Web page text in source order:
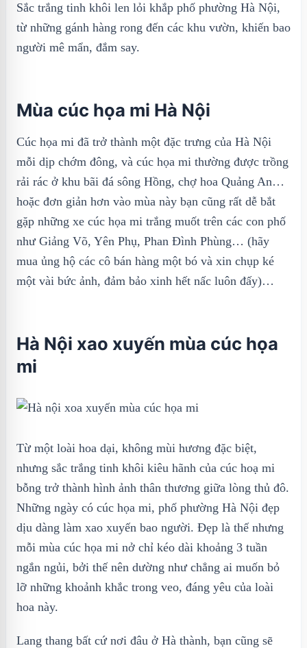
Sắc trắng tinh khôi len lỏi khắp phố phường Hà Nội,
từ những gánh hàng rong đến các khu vườn, khiến bao
người mê mẩn, đắm say.
Mùa cúc họa mi Hà Nội
Cúc họa mi đã trở thành một đặc trưng của Hà Nội
mỗi dịp chớm đông, và cúc họa mi thường được trồng
rải rác ở khu bãi đá sông Hồng, chợ hoa Quảng An…
hoặc đơn giản hơn vào mùa này bạn cũng rất dễ bắt
gặp những xe cúc họa mi trắng muốt trên các con phố
như Giảng Võ, Yên Phụ, Phan Đình Phùng… (hãy
mua ủng hộ các cô bán hàng một bó và xin chụp ké
một vài bức ảnh, đảm bảo xinh hết nấc luôn đấy)…
Hà Nội xao xuyến mùa cúc họa
mi
Từ một loài hoa dại, không mùi hương đặc biệt,
nhưng sắc trắng tinh khôi kiêu hãnh của cúc hoạ mi
bỗng trở thành hình ảnh thân thương giữa lòng thủ đô.
Những ngày có cúc họa mi, phố phường Hà Nội đẹp
dịu dàng làm xao xuyến bao người. Đẹp là thế nhưng
mỗi mùa cúc họa mi nở chỉ kéo dài khoảng 3 tuần
ngắn ngủi, bởi thế nên dường như chẳng ai muốn bỏ
lỡ những khoảnh khắc trong veo, đáng yêu của loài
hoa này.
Lang thang bất cứ nơi đâu ở Hà thành, bạn cũng sẽ